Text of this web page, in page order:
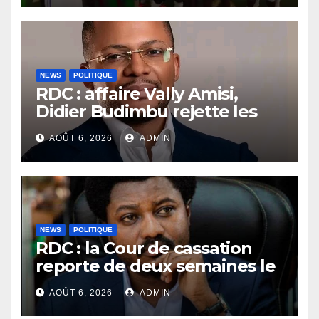
devant le FC La Joie du
Kongo Central
NEWS POLITIQUE
RDC : affaire Vally Amisi,
Didier Budimbu rejette les
accusations et appelle à
laisser la justice établir la
vérité
AOÛT 6, 2026 ADMIN
NEWS POLITIQUE
RDC : la Cour de cassation
reporte de deux semaines le
procès Frivao
AOÛT 6, 2026 ADMIN